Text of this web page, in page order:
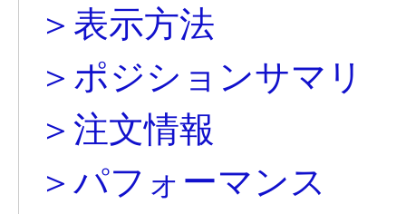
＞表示方法
＞ポジションサマリ
＞注文情報
＞パフォーマンス